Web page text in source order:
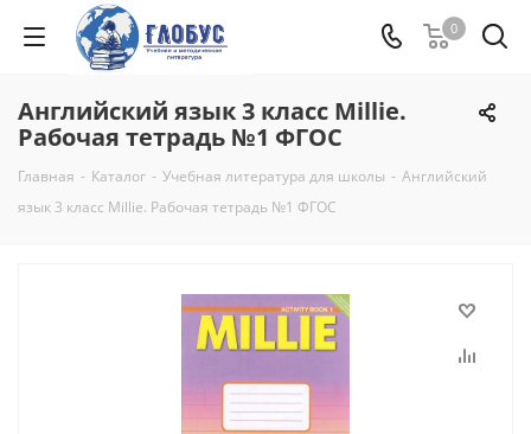
0
Английский язык 3 класс Millie.
Рабочая тетрадь №1 ФГОС
Главная - Каталог - Учебная литература для школы - Английский
язык 3 класс Millie. Рабочая тетрадь №1 ФГОС